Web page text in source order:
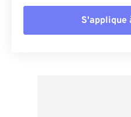
S'applique